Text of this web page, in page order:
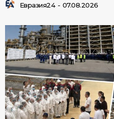
Евразия24 - 07.08.2026